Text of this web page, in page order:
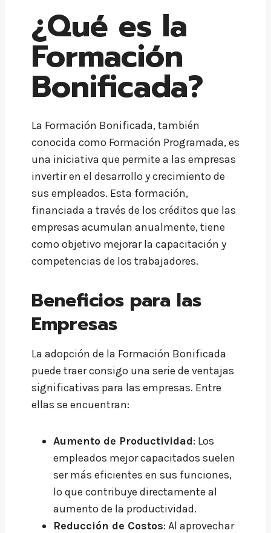
¿Qué es la
Formación
Bonificada?
La Formación Bonificada, también
conocida como Formación Programada, es
una iniciativa que permite a las empresas
invertir en el desarrollo y crecimiento de
sus empleados. Esta formación,
financiada a través de los créditos que las
empresas acumulan anualmente, tiene
como objetivo mejorar la capacitación y
competencias de los trabajadores.
Beneficios para las
Empresas
La adopción de la Formación Bonificada
puede traer consigo una serie de ventajas
significativas para las empresas. Entre
ellas se encuentran:
Aumento de Productividad: Los
empleados mejor capacitados suelen
ser más eficientes en sus funciones,
lo que contribuye directamente al
aumento de la productividad.
Reducción de Costos: Al aprovechar